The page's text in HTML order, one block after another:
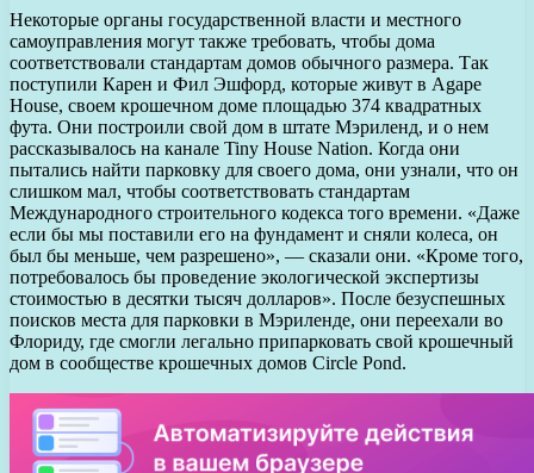
Некоторые органы государственной власти и местного
самоуправления могут также требовать, чтобы дома
соответствовали стандартам домов обычного размера. Так
поступили Карен и Фил Эшфорд, которые живут в Agape
House, своем крошечном доме площадью 374 квадратных
фута. Они построили свой дом в штате Мэриленд, и о нем
рассказывалось на канале Tiny House Nation. Когда они
пытались найти парковку для своего дома, они узнали, что он
слишком мал, чтобы соответствовать стандартам
Международного строительного кодекса того времени. «Даже
если бы мы поставили его на фундамент и сняли колеса, он
был бы меньше, чем разрешено», — сказали они. «Кроме того,
потребовалось бы проведение экологической экспертизы
стоимостью в десятки тысяч долларов». После безуспешных
поисков места для парковки в Мэриленде, они переехали во
Флориду, где смогли легально припарковать свой крошечный
дом в сообществе крошечных домов Circle Pond.